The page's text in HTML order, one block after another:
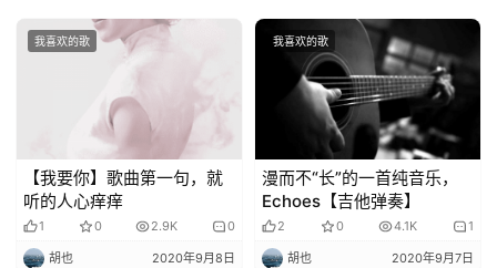
我喜欢的歌
【我要你】歌曲第一句，就
听的人心痒痒
1 0 2.9K 0
胡也 2020年9月8日
我喜欢的歌
漫而不“长”的一首纯音乐，
Echoes【吉他弹奏】
2 0 4.1K 1
胡也 2020年9月7日